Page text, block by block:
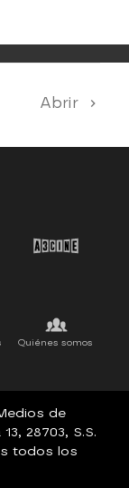
Abrir
me suena
Quiénes somos
de
28703, S.S.
todos los